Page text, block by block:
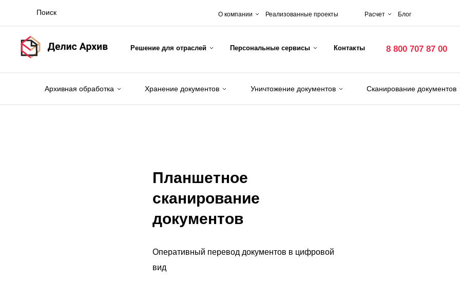
О компании Реализованные проекты Расчет Блог
Решение для отраслей Персональные сервисы Контакты 8 800 707 87 00
Архивная обработка Хранение документов Уничтожение документов Сканирование документов
Планшетное
сканирование
документов
Оперативный перевод документов в цифровой
вид